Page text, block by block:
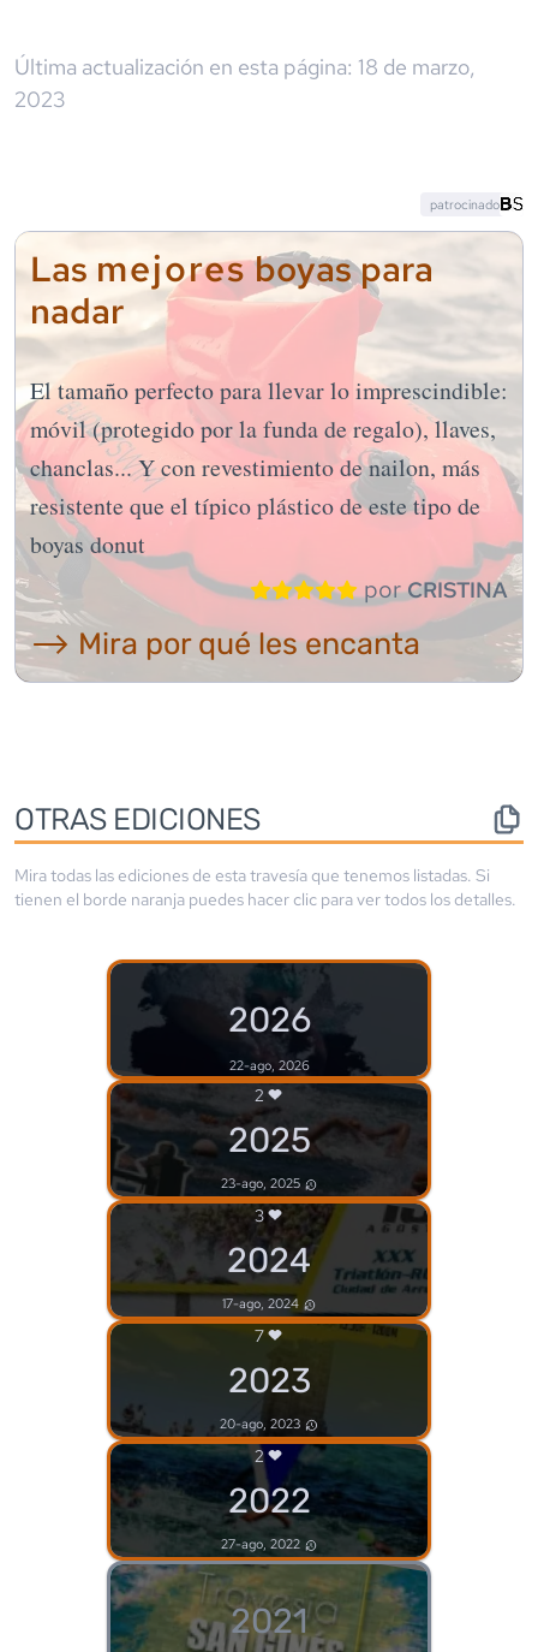
Última actualización en esta página: 18 de marzo,
2023
Las mejoresboyas para
nadar
El tamaño perfecto para llevar lo imprescindible:
móvil (protegido por la funda de regalo), llaves,
chanclas... Y con revestimiento de nailon, más
resistente que el típico plástico de este tipo de
boyas donut
porCRISTINA
⟶ Mira por qué les encanta
patrocinado
OTRAS EDICIONES
Mira todas las ediciones de esta travesía que tenemos listadas. Si
tienen el borde naranja puedes hacer clic para ver todos los detalles.
2026
22-ago, 2026
2
2025
23-ago, 2025
3
2024
17-ago, 2024
7
2023
20-ago, 2023
2
2022
27-ago, 2022
2021